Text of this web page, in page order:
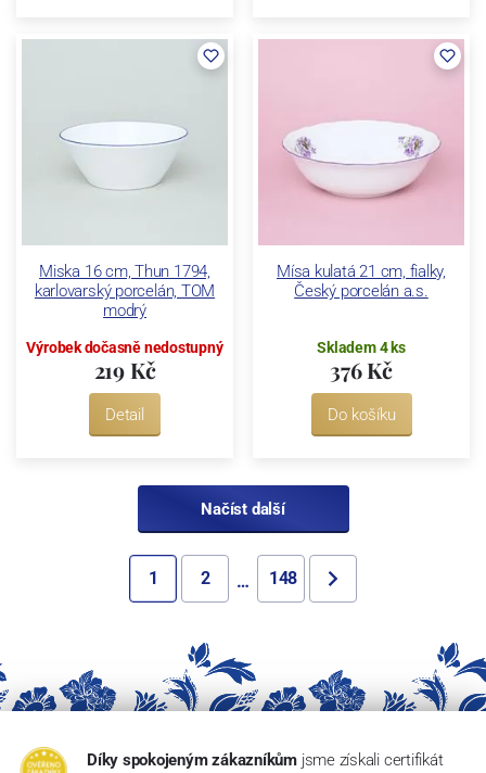
Miska 16 cm, Thun 1794,
karlovarský porcelán, TOM
modrý
Výrobek dočasně nedostupný
219 Kč
Detail
Mísa kulatá 21 cm, fialky,
Český porcelán a.s.
Skladem 4 ks
376 Kč
Do košíku
Načíst další
1 2 … 148
Díky spokojeným zákazníkům jsme získali certifikát